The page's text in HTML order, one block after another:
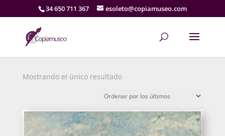
34 650 711 367 esoleto@copiamuseo.com
Mostrando el único resultado